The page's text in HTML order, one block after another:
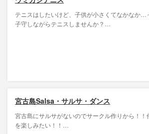
テニスはしたいけど、子供が小さくてなかなか…
子守しながらテニスしませんか？…
宮古島Salsa・サルサ・ダンス
宮古島にサルサがないのでサークル作りから！
を楽しみたい！！…